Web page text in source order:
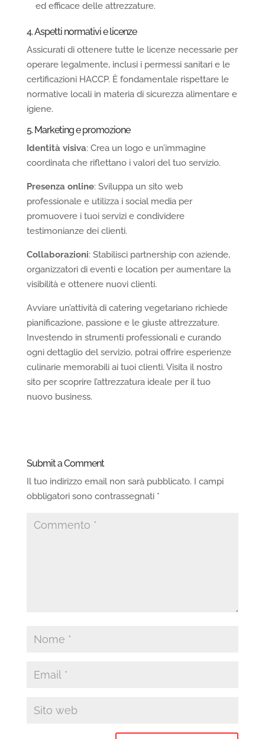
ed efficace delle attrezzature.
4. Aspetti normativi e licenze
Assicurati di ottenere tutte le licenze necessarie per
operare legalmente, inclusi i permessi sanitari e le
certificazioni HACCP. È fondamentale rispettare le
normative locali in materia di sicurezza alimentare e
igiene.
5. Marketing e promozione
Identità visiva: Crea un logo e un’immagine
coordinata che riflettano i valori del tuo servizio.
Presenza online: Sviluppa un sito web
professionale e utilizza i social media per
promuovere i tuoi servizi e condividere
testimonianze dei clienti.
Collaborazioni: Stabilisci partnership con aziende,
organizzatori di eventi e location per aumentare la
visibilità e ottenere nuovi clienti.
Avviare un’attività di catering vegetariano richiede
pianificazione, passione e le giuste attrezzature.
Investendo in strumenti professionali e curando
ogni dettaglio del servizio, potrai offrire esperienze
culinarie memorabili ai tuoi clienti. Visita il nostro
sito per scoprire l’attrezzatura ideale per il tuo
nuovo business.
Submit a Comment
Il tuo indirizzo email non sarà pubblicato. I campi
obbligatori sono contrassegnati *